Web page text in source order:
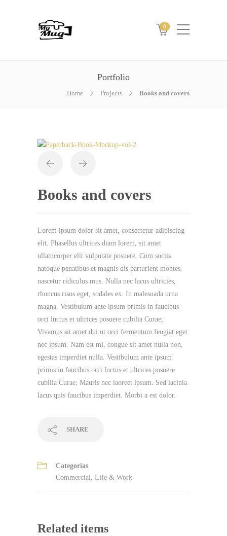
0
Portfolio
Home Projects Books and covers
Books and covers
Lorem ipsum dolor sit amet, consectetur adipiscing
elit. Phasellus ultrices diam lorem, sit amet
ullamcorper elit vulputate posuere. Cum sociis
natoque penatibus et magnis dis parturient montes,
nascetur ridiculus mus. Nulla nec lacus ultricies,
rhoncus risus eget, sodales ex. In malesuada urna
magna. Vestibulum ante ipsum primis in faucibus
orci luctus et ultrices posuere cubilia Curae;
Vivamus sit amet dui ut orci fermentum feugiat eget
nec ipsum. Nam est mi, congue sit amet nulla non,
egestas imperdiet nulla. Vestibulum ante ipsum
primis in faucibus orci luctus et ultrices posuere
cubilia Curae; Mauris nec laoreet ipsum. Sed lacinia
lacus quis faucibus imperdiet. Morbi a est dolor.
SHARE
Categorias
Commercial, Life & Work
Related items